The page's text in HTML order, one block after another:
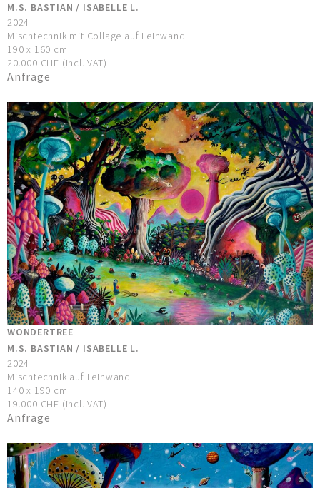
M.S. BASTIAN / ISABELLE L.
2024
Mischtechnik mit Collage auf Leinwand
190 x 160 cm
20.000 CHF (incl. VAT)
Anfrage
WONDERTREE
M.S. BASTIAN / ISABELLE L.
2024
Mischtechnik auf Leinwand
140 x 190 cm
19.000 CHF (incl. VAT)
Anfrage